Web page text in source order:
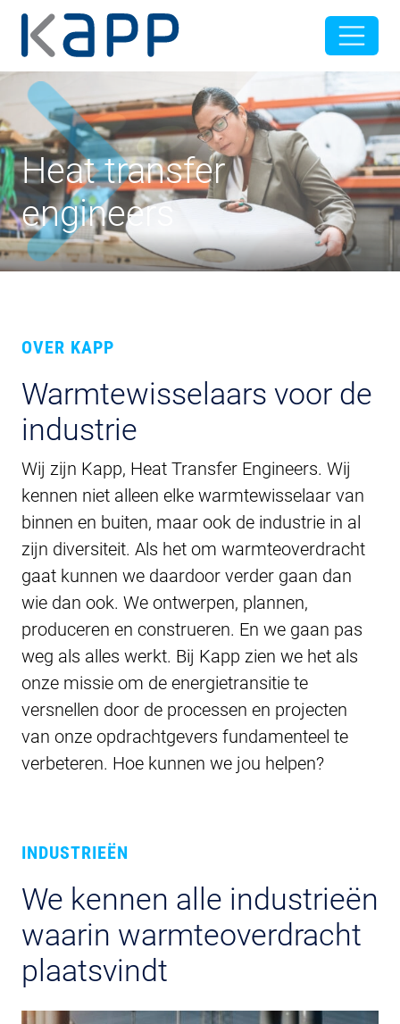
Heat transfer
engineers
OVER KAPP
Warmtewisselaars voor de
industrie
Wij zijn Kapp, Heat Transfer Engineers. Wij
kennen niet alleen elke warmtewisselaar van
binnen en buiten, maar ook de industrie in al
zijn diversiteit. Als het om warmteoverdracht
gaat kunnen we daardoor verder gaan dan
wie dan ook. We ontwerpen, plannen,
produceren en construeren. En we gaan pas
weg als alles werkt. Bij Kapp zien we het als
onze missie om de energietransitie te
versnellen door de processen en projecten
van onze opdrachtgevers fundamenteel te
verbeteren. Hoe kunnen we jou helpen?
INDUSTRIEËN
We kennen alle industrieën
waarin warmteoverdracht
plaatsvindt